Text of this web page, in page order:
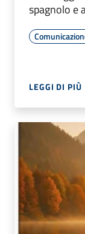
spagnolo e
LEGGI DI PIÙ